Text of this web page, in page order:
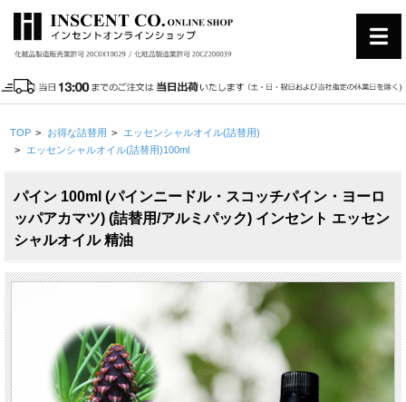
TOP > お得な詰替用 > エッセンシャルオイル(詰替用)
> エッセンシャルオイル(詰替用)100ml
パイン 100ml (パインニードル・スコッチパイン・ヨーロ
ッパアカマツ) (詰替用/アルミパック) インセント エッセン
シャルオイル 精油